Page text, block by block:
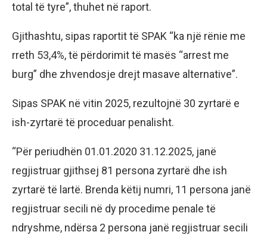
total të tyre”, thuhet në raport.
Gjithashtu, sipas raportit të SPAK “ka një rënie me
rreth 53,4%, të përdorimit të masës “arrest me
burg” dhe zhvendosje drejt masave alternative”.
Sipas SPAK në vitin 2025, rezultojnë 30 zyrtarë e
ish-zyrtarë të proceduar penalisht.
“Për periudhën 01.01.2020 31.12.2025, janë
regjistruar gjithsej 81 persona zyrtarë dhe ish
zyrtarë të lartë. Brenda këtij numri, 11 persona janë
regjistruar secili në dy procedime penale të
ndryshme, ndërsa 2 persona janë regjistruar secili